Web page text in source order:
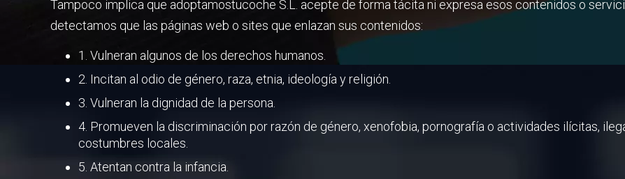
Tampoco implica que adoptamostucoche S.L. acepte de forma tácita ni expresa esos contenidos o
detectamos que las páginas web o sites que enlazan sus contenidos:
1. Vulneran algunos de los derechos humanos.
2. Incitan al odio de género, raza, etnia, ideología y religión.
3. Vulneran la dignidad de la persona.
4. Promueven la discriminación por razón de género, xenofobia, pornografía o actividades ilícitas,
costumbres locales.
5. Atentan contra la infancia.